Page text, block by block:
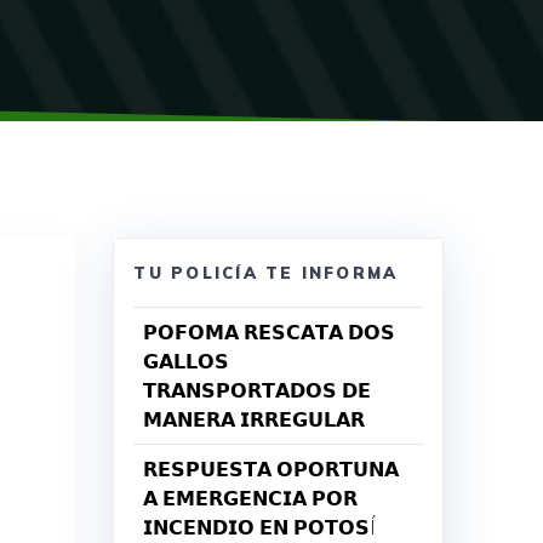
TU POLICÍA TE INFORMA
𝗣𝗢𝗙𝗢𝗠𝗔 𝗥𝗘𝗦𝗖𝗔𝗧𝗔 𝗗𝗢𝗦
𝗚𝗔𝗟𝗟𝗢𝗦
𝗧𝗥𝗔𝗡𝗦𝗣𝗢𝗥𝗧𝗔𝗗𝗢𝗦 𝗗𝗘
𝗠𝗔𝗡𝗘𝗥𝗔 𝗜𝗥𝗥𝗘𝗚𝗨𝗟𝗔𝗥
𝗥𝗘𝗦𝗣𝗨𝗘𝗦𝗧𝗔 𝗢𝗣𝗢𝗥𝗧𝗨𝗡𝗔
𝗔 𝗘𝗠𝗘𝗥𝗚𝗘𝗡𝗖𝗜𝗔 𝗣𝗢𝗥
𝗜𝗡𝗖𝗘𝗡𝗗𝗜𝗢 𝗘𝗡 𝗣𝗢𝗧𝗢𝗦Í